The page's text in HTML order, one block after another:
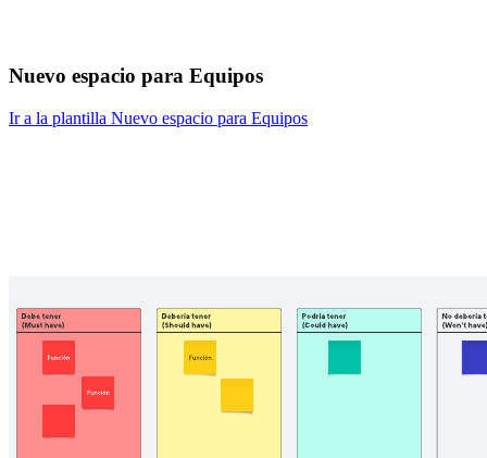
Nuevo espacio para Equipos
Ir a la plantilla Nuevo espacio para Equipos